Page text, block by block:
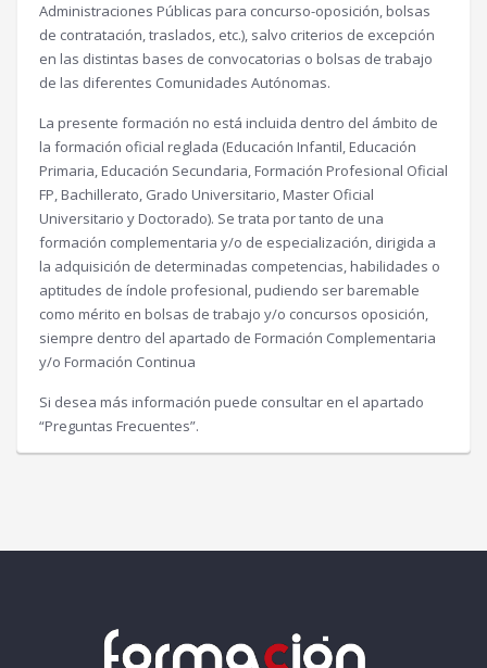
Administraciones Públicas para concurso-oposición, bolsas
de contratación, traslados, etc.), salvo criterios de excepción
en las distintas bases de convocatorias o bolsas de trabajo
de las diferentes Comunidades Autónomas.
La presente formación no está incluida dentro del ámbito de
la formación oficial reglada (Educación Infantil, Educación
Primaria, Educación Secundaria, Formación Profesional Oficial
FP, Bachillerato, Grado Universitario, Master Oficial
Universitario y Doctorado). Se trata por tanto de una
formación complementaria y/o de especialización, dirigida a
la adquisición de determinadas competencias, habilidades o
aptitudes de índole profesional, pudiendo ser baremable
como mérito en bolsas de trabajo y/o concursos oposición,
siempre dentro del apartado de Formación Complementaria
y/o Formación Continua
Si desea más información puede consultar en el apartado
“Preguntas Frecuentes”.